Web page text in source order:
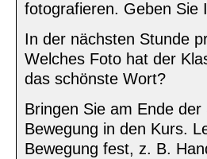
fotografieren. Geben Sie
In der nächsten Stunde
Welches Foto hat der
das schönste Wort?
Bringen Sie am Ende
Bewegung in den Kurs.
Bewegung fest, z. B.